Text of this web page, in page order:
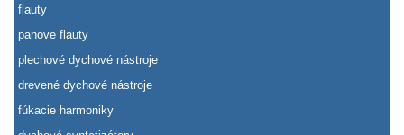
flauty
panove flauty
plechové dychové nástroje
drevené dychové nástroje
fúkacie harmoniky